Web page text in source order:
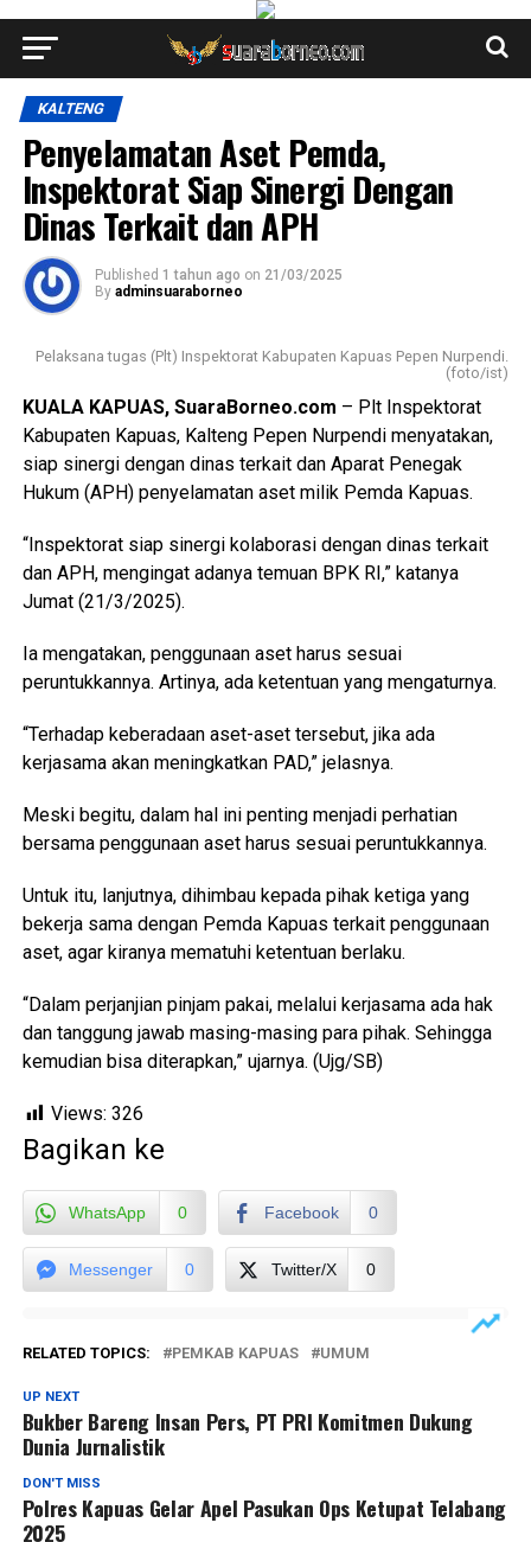
KALTENG
Penyelamatan Aset Pemda,
Inspektorat Siap Sinergi Dengan
Dinas Terkait dan APH
Published 1 tahun ago on 21/03/2025
By adminsuaraborneo
Pelaksana tugas (Plt) Inspektorat Kabupaten Kapuas Pepen Nurpendi.
(foto/ist)
KUALA KAPUAS, SuaraBorneo.com – Plt Inspektorat
Kabupaten Kapuas, Kalteng Pepen Nurpendi menyatakan,
siap sinergi dengan dinas terkait dan Aparat Penegak
Hukum (APH) penyelamatan aset milik Pemda Kapuas.
“Inspektorat siap sinergi kolaborasi dengan dinas terkait
dan APH, mengingat adanya temuan BPK RI,” katanya
Jumat (21/3/2025).
Ia mengatakan, penggunaan aset harus sesuai
peruntukkannya. Artinya, ada ketentuan yang mengaturnya.
“Terhadap keberadaan aset-aset tersebut, jika ada
kerjasama akan meningkatkan PAD,” jelasnya.
Meski begitu, dalam hal ini penting menjadi perhatian
bersama penggunaan aset harus sesuai peruntukkannya.
Untuk itu, lanjutnya, dihimbau kepada pihak ketiga yang
bekerja sama dengan Pemda Kapuas terkait penggunaan
aset, agar kiranya mematuhi ketentuan berlaku.
“Dalam perjanjian pinjam pakai, melalui kerjasama ada hak
dan tanggung jawab masing-masing para pihak. Sehingga
kemudian bisa diterapkan,” ujarnya. (Ujg/SB)
Views: 326
Bagikan ke
WhatsApp 0 Facebook 0
Messenger 0 Twitter/X 0
RELATED TOPICS: PEMKAB KAPUAS UMUM
UP NEXT
Bukber Bareng Insan Pers, PT PRI Komitmen Dukung
Dunia Jurnalistik
DON'T MISS
Polres Kapuas Gelar Apel Pasukan Ops Ketupat Telabang
2025